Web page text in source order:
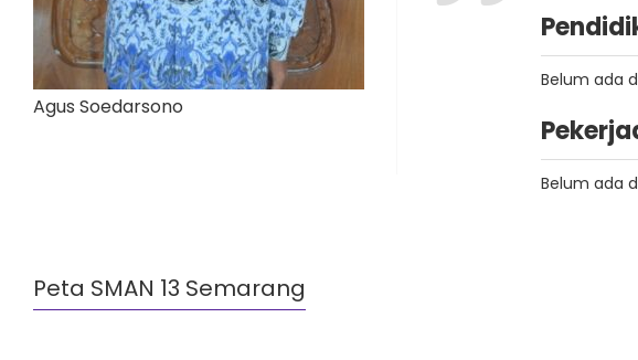
Agus Soedarsono
Belum ada
Belum ada
Peta SMAN 13 Semarang